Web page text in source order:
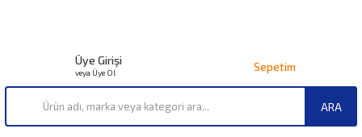
ARA
Üye Girişi
veya Üye Ol Sepetim